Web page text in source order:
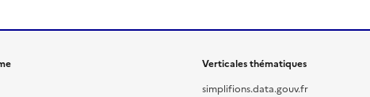
Verticales thématiques
simplifions.data.gouv.fr